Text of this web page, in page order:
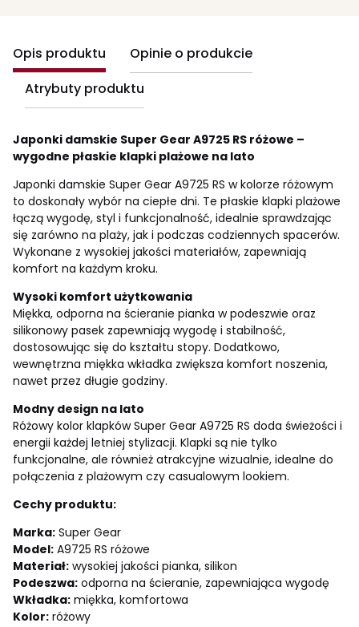
Opis produktu
Opinie o produkcie
Atrybuty produktu
Japonki damskie Super Gear A9725 RS różowe –
wygodne płaskie klapki plażowe na lato
Japonki damskie Super Gear A9725 RS w kolorze różowym
to doskonały wybór na ciepłe dni. Te płaskie klapki plażowe
łączą wygodę, styl i funkcjonalność, idealnie sprawdzając
się zarówno na plaży, jak i podczas codziennych spacerów.
Wykonane z wysokiej jakości materiałów, zapewniają
komfort na każdym kroku.
Wysoki komfort użytkowania
Miękka, odporna na ścieranie pianka w podeszwie oraz
silikonowy pasek zapewniają wygodę i stabilność,
dostosowując się do kształtu stopy. Dodatkowo,
wewnętrzna miękka wkładka zwiększa komfort noszenia,
nawet przez długie godziny.
Modny design na lato
Różowy kolor klapków Super Gear A9725 RS doda świeżości i
energii każdej letniej stylizacji. Klapki są nie tylko
funkcjonalne, ale również atrakcyjne wizualnie, idealne do
połączenia z plażowym czy casualowym lookiem.
Cechy produktu:
Marka: Super Gear
Model: A9725 RS różowe
Materiał: wysokiej jakości pianka, silikon
Podeszwa: odporna na ścieranie, zapewniająca wygodę
Wkładka: miękka, komfortowa
Kolor: różowy